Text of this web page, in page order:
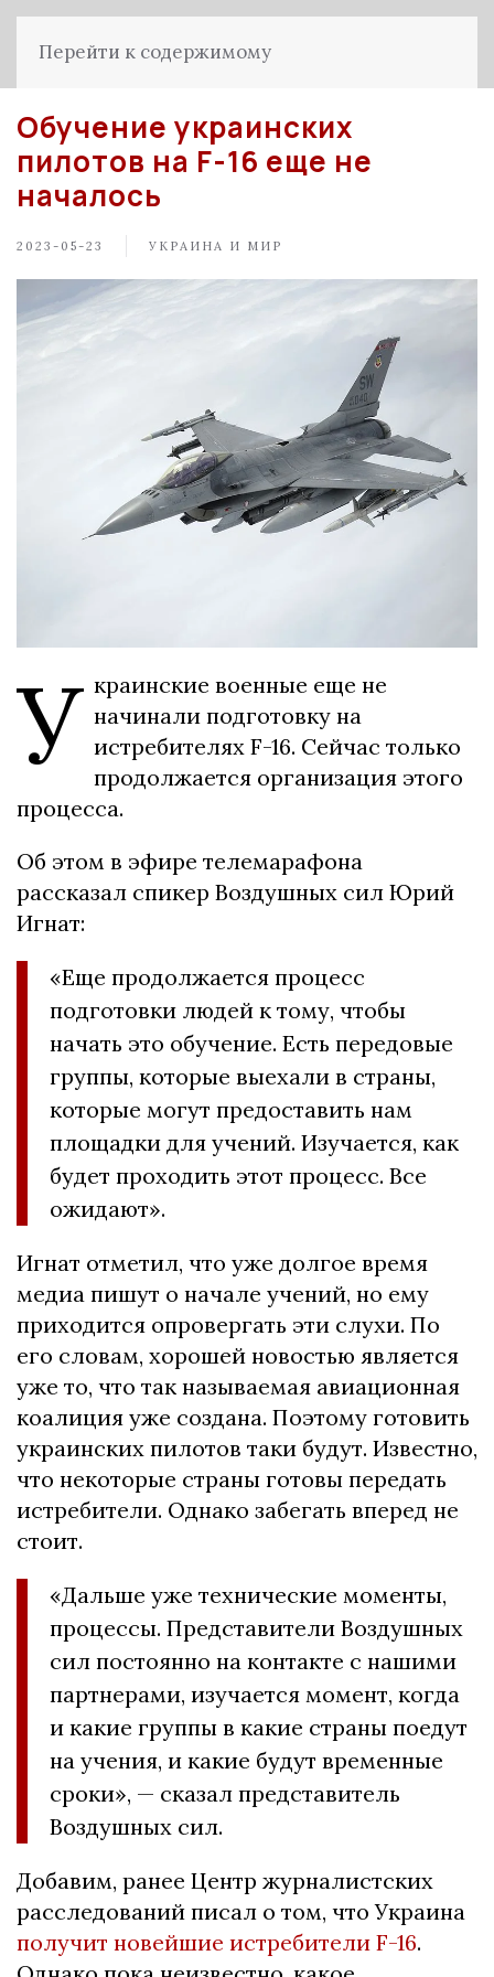
Перейти к содержимому
Обучение украинских
пилотов на F-16 еще не
началось
2023-05-23 УКРАИНА И МИР
У краинские военные еще не
начинали подготовку на
истребителях F-16. Сейчас только
продолжается организация этого
процесса.
Об этом в эфире телемарафона
рассказал спикер Воздушных сил Юрий
Игнат:
«Еще продолжается процесс
подготовки людей к тому, чтобы
начать это обучение. Есть передовые
группы, которые выехали в страны,
которые могут предоставить нам
площадки для учений. Изучается, как
будет проходить этот процесс. Все
ожидают».
Игнат отметил, что уже долгое время
медиа пишут о начале учений, но ему
приходится опровергать эти слухи. По
его словам, хорошей новостью является
уже то, что так называемая авиационная
коалиция уже создана. Поэтому готовить
украинских пилотов таки будут. Известно,
что некоторые страны готовы передать
истребители. Однако забегать вперед не
стоит.
«Дальше уже технические моменты,
процессы. Представители Воздушных
сил постоянно на контакте с нашими
партнерами, изучается момент, когда
и какие группы в какие страны поедут
на учения, и какие будут временные
сроки», — сказал представитель
Воздушных сил.
Добавим, ранее Центр журналистских
расследований писал о том, что Украина
получит новейшие истребители F-16.